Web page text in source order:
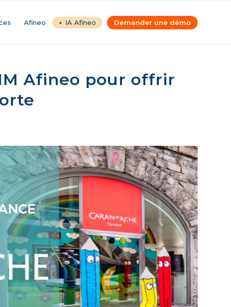
Afineo IA Afineo Demander une démo
Afineo pour offrir